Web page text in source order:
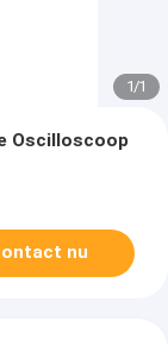
1/1
Oscilloscoop
nu